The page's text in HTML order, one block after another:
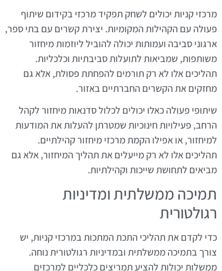
מרכזי קניות יכולים לשחק תפקיד מרכזי בקידום שיתוף
פעולה עם הקהילות המקומיות. יצירת קשרים עם בתי ספר,
ארגוני סביבה ועמותות יכולה להוביל ליוזמות מיחזור
משותפות, שמביאות לתועלות סביבתיות וכלכליות.
תהליכים אלו לא רק תורמים להפחתת פסולת, אלא גם
מחזקים את הקשרים החברתיים באזור.
שיתופי פעולה כאלו יכולים לכלול סדנאות מיחזור לקהל
הרחב, פעילויות חינוכיות שמטרתן להעלות את המודעות
למיחזור, או אפילו הקמת מרכזי מיחזור קהילתיים.
תהליכים אלו לא רק מייעלים את תהליך המיחזור, אלא גם
מביאים לתחושת שייכות וקהילתיות.
תמיכה ממשלתית ומדיניות
רגולטורית
כדי לקדם את תהליכי התכת המתכות במרכזי קניות, יש
צורך בתמיכה ממשלתית ובמדיניות רגולטורית נוחה.
ממשלות יכולות להציע תמריצים כלכליים למרכזים